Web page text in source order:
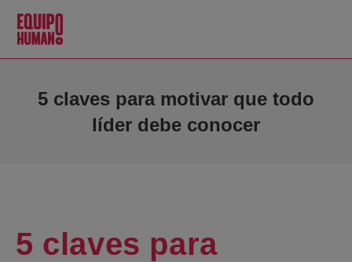
5 claves para motivar que todo
líder debe conocer
5 claves para